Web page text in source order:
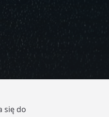
się do